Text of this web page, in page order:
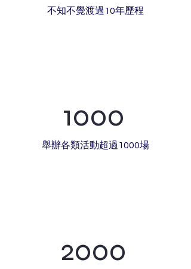
不知不覺渡過10年歷程
1000
舉辦各類活動超過1000場
2000